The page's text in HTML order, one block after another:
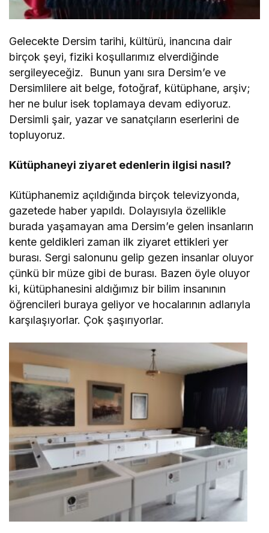
Gelecekte Dersim tarihi, kültürü, inancına dair
birçok şeyi, fiziki koşullarımız elverdiğinde
sergileyeceğiz. Bunun yanı sıra Dersim’e ve
Dersimlilere ait belge, fotoğraf, kütüphane, arşiv;
her ne bulur isek toplamaya devam ediyoruz.
Dersimli şair, yazar ve sanatçıların eserlerini de
topluyoruz.
Kütüphaneyi ziyaret edenlerin ilgisi nasıl?
Kütüphanemiz açıldığında birçok televizyonda,
gazetede haber yapıldı. Dolayısıyla özellikle
burada yaşamayan ama Dersim’e gelen insanların
kente geldikleri zaman ilk ziyaret ettikleri yer
burası. Sergi salonunu gelip gezen insanlar oluyor
çünkü bir müze gibi de burası. Bazen öyle oluyor
ki, kütüphanesini aldığımız bir bilim insanının
öğrencileri buraya geliyor ve hocalarının adlarıyla
karşılaşıyorlar. Çok şaşırıyorlar.